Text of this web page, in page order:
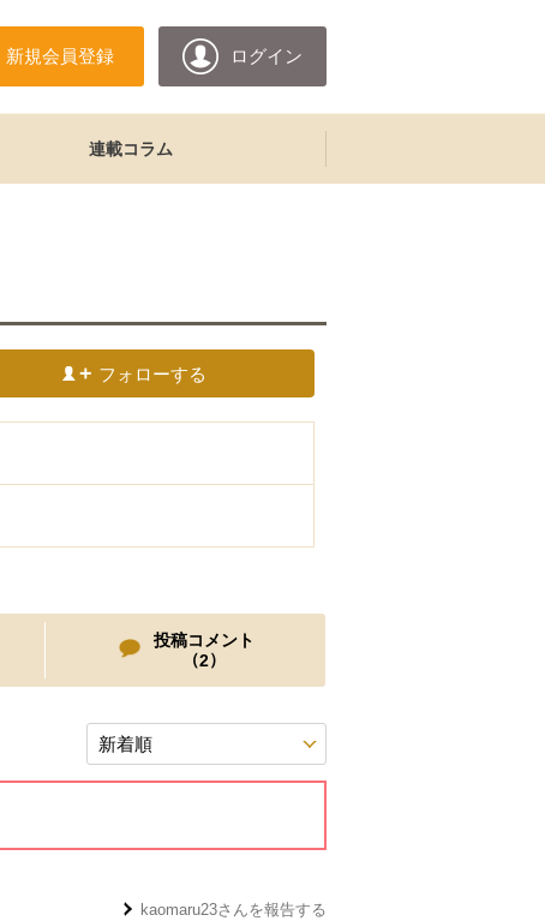
新規会員登録 ログイン
連載コラム
フォローする
投稿コメント
（2）
kaomaru23さんを報告する